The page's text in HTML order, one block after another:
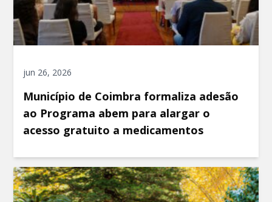
jun 26, 2026
Município de Coimbra formaliza adesão
ao Programa abem para alargar o
acesso gratuito a medicamentos